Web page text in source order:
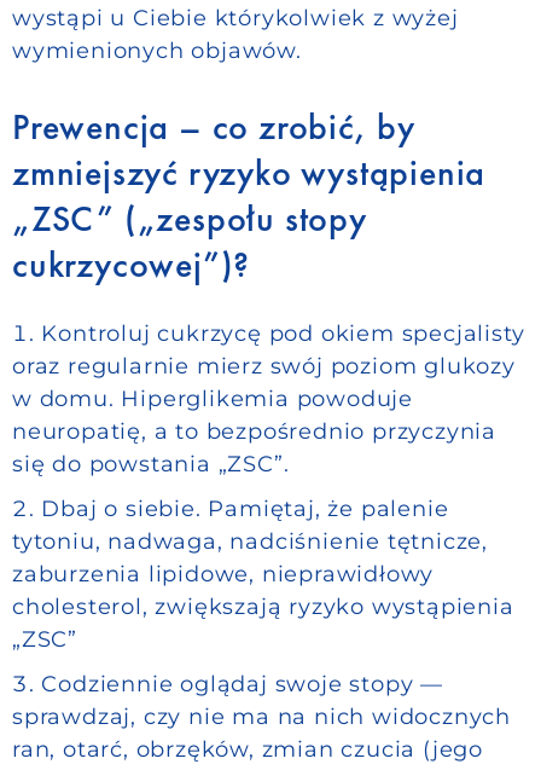
wystąpi u Ciebie którykolwiek z wyżej
wymienionych objawów.
Prewencja – co zrobić, by
zmniejszyć ryzyko wystąpienia
„ZSC” („zespołu stopy
cukrzycowej”)?
Kontroluj cukrzycę pod okiem specjalisty
oraz regularnie mierz swój poziom glukozy
w domu. Hiperglikemia powoduje
neuropatię, a to bezpośrednio przyczynia
się do powstania „ZSC”.
Dbaj o siebie. Pamiętaj, że palenie
tytoniu, nadwaga, nadciśnienie tętnicze,
zaburzenia lipidowe, nieprawidłowy
cholesterol, zwiększają ryzyko wystąpienia
„ZSC”
Codziennie oglądaj swoje stopy —
sprawdzaj, czy nie ma na nich widocznych
ran, otarć, obrzęków, zmian czucia (jego